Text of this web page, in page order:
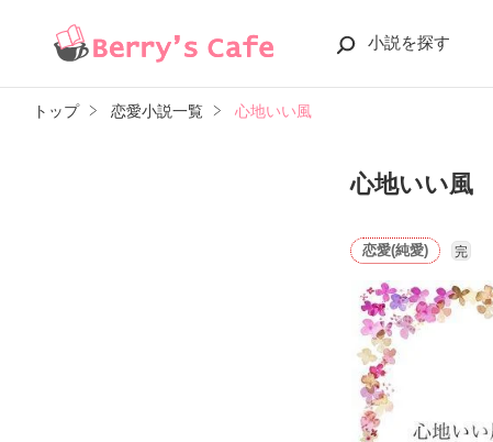
小説を探す
トップ 恋愛小説一覧 心地いい風
心地いい風
恋愛(純愛) 完